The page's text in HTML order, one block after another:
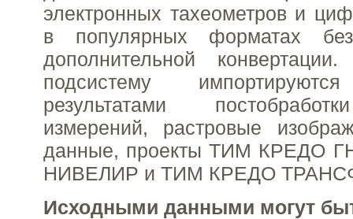
электронных тахеометров и
в популярных форматах без
дополнительной
подсистему
результатами
измерений, растровые
данные, проекты ТИМ КРЕДО
НИВЕЛИР и ТИМ КРЕДО
Исходными данными могут